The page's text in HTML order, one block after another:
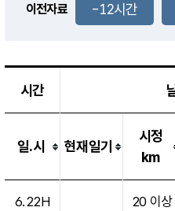
-
이전자료 -12시간
시간
일.시 현재일기
시정
km
6.22H 20 이상